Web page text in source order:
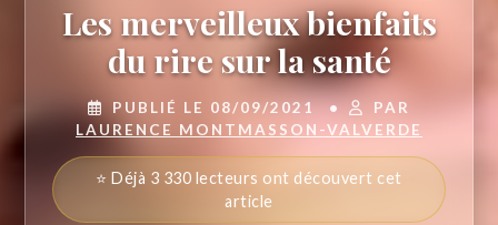
Les merveilleux bienfaits
du rire sur la santé
PUBLIÉ LE 08/09/2021 •
PAR
LAURENCE MONTMASSON-VALVERDE
⭐ Déjà 3 330 lecteurs ont découvert cet
article